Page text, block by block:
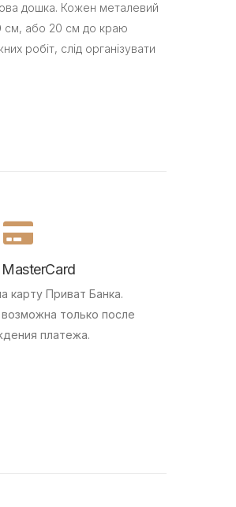
дошка. Кожен металевий
см, або 20 см до краю
робіт, слід організувати
карту Приват Банка.
только после
платежа.